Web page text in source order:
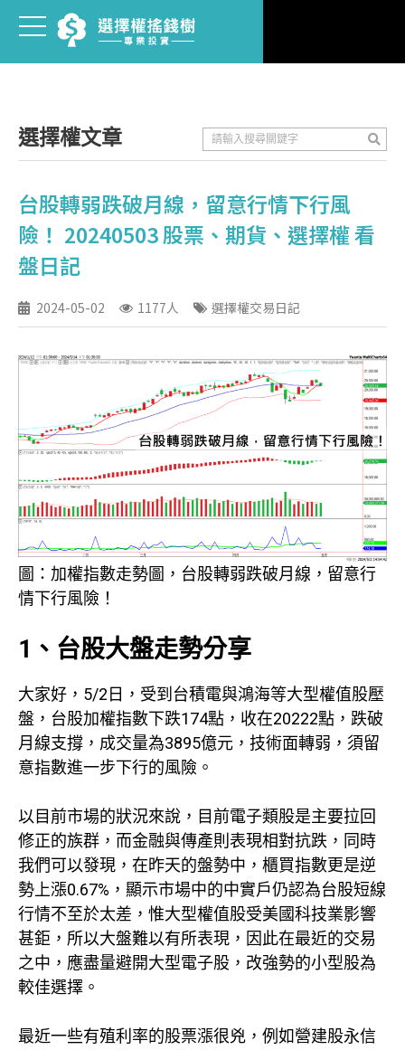
選擇權文章
台股轉弱跌破月線，留意行情下行風
險！ 20240503 股票、期貨、選擇權 看
盤日記
2024-05-02 1177人 選擇權交易日記
圖：加權指數走勢圖，台股轉弱跌破月線，留意行
情下行風險！
1、台股大盤走勢分享
大家好，5/2日，受到台積電與鴻海等大型權值股壓
盤，台股加權指數下跌174點，收在20222點，跌破
月線支撐，成交量為3895億元，技術面轉弱，須留
意指數進一步下行的風險。
以目前市場的狀況來說，目前電子類股是主要拉回
修正的族群，而金融與傳產則表現相對抗跌，同時
我們可以發現，在昨天的盤勢中，櫃買指數更是逆
勢上漲0.67%，顯示市場中的中實戶仍認為台股短線
行情不至於太差，惟大型權值股受美國科技業影響
甚鉅，所以大盤難以有所表現，因此在最近的交易
之中，應盡量避開大型電子股，改強勢的小型股為
較佳選擇。
最近一些有殖利率的股票漲很兇，例如營建股永信